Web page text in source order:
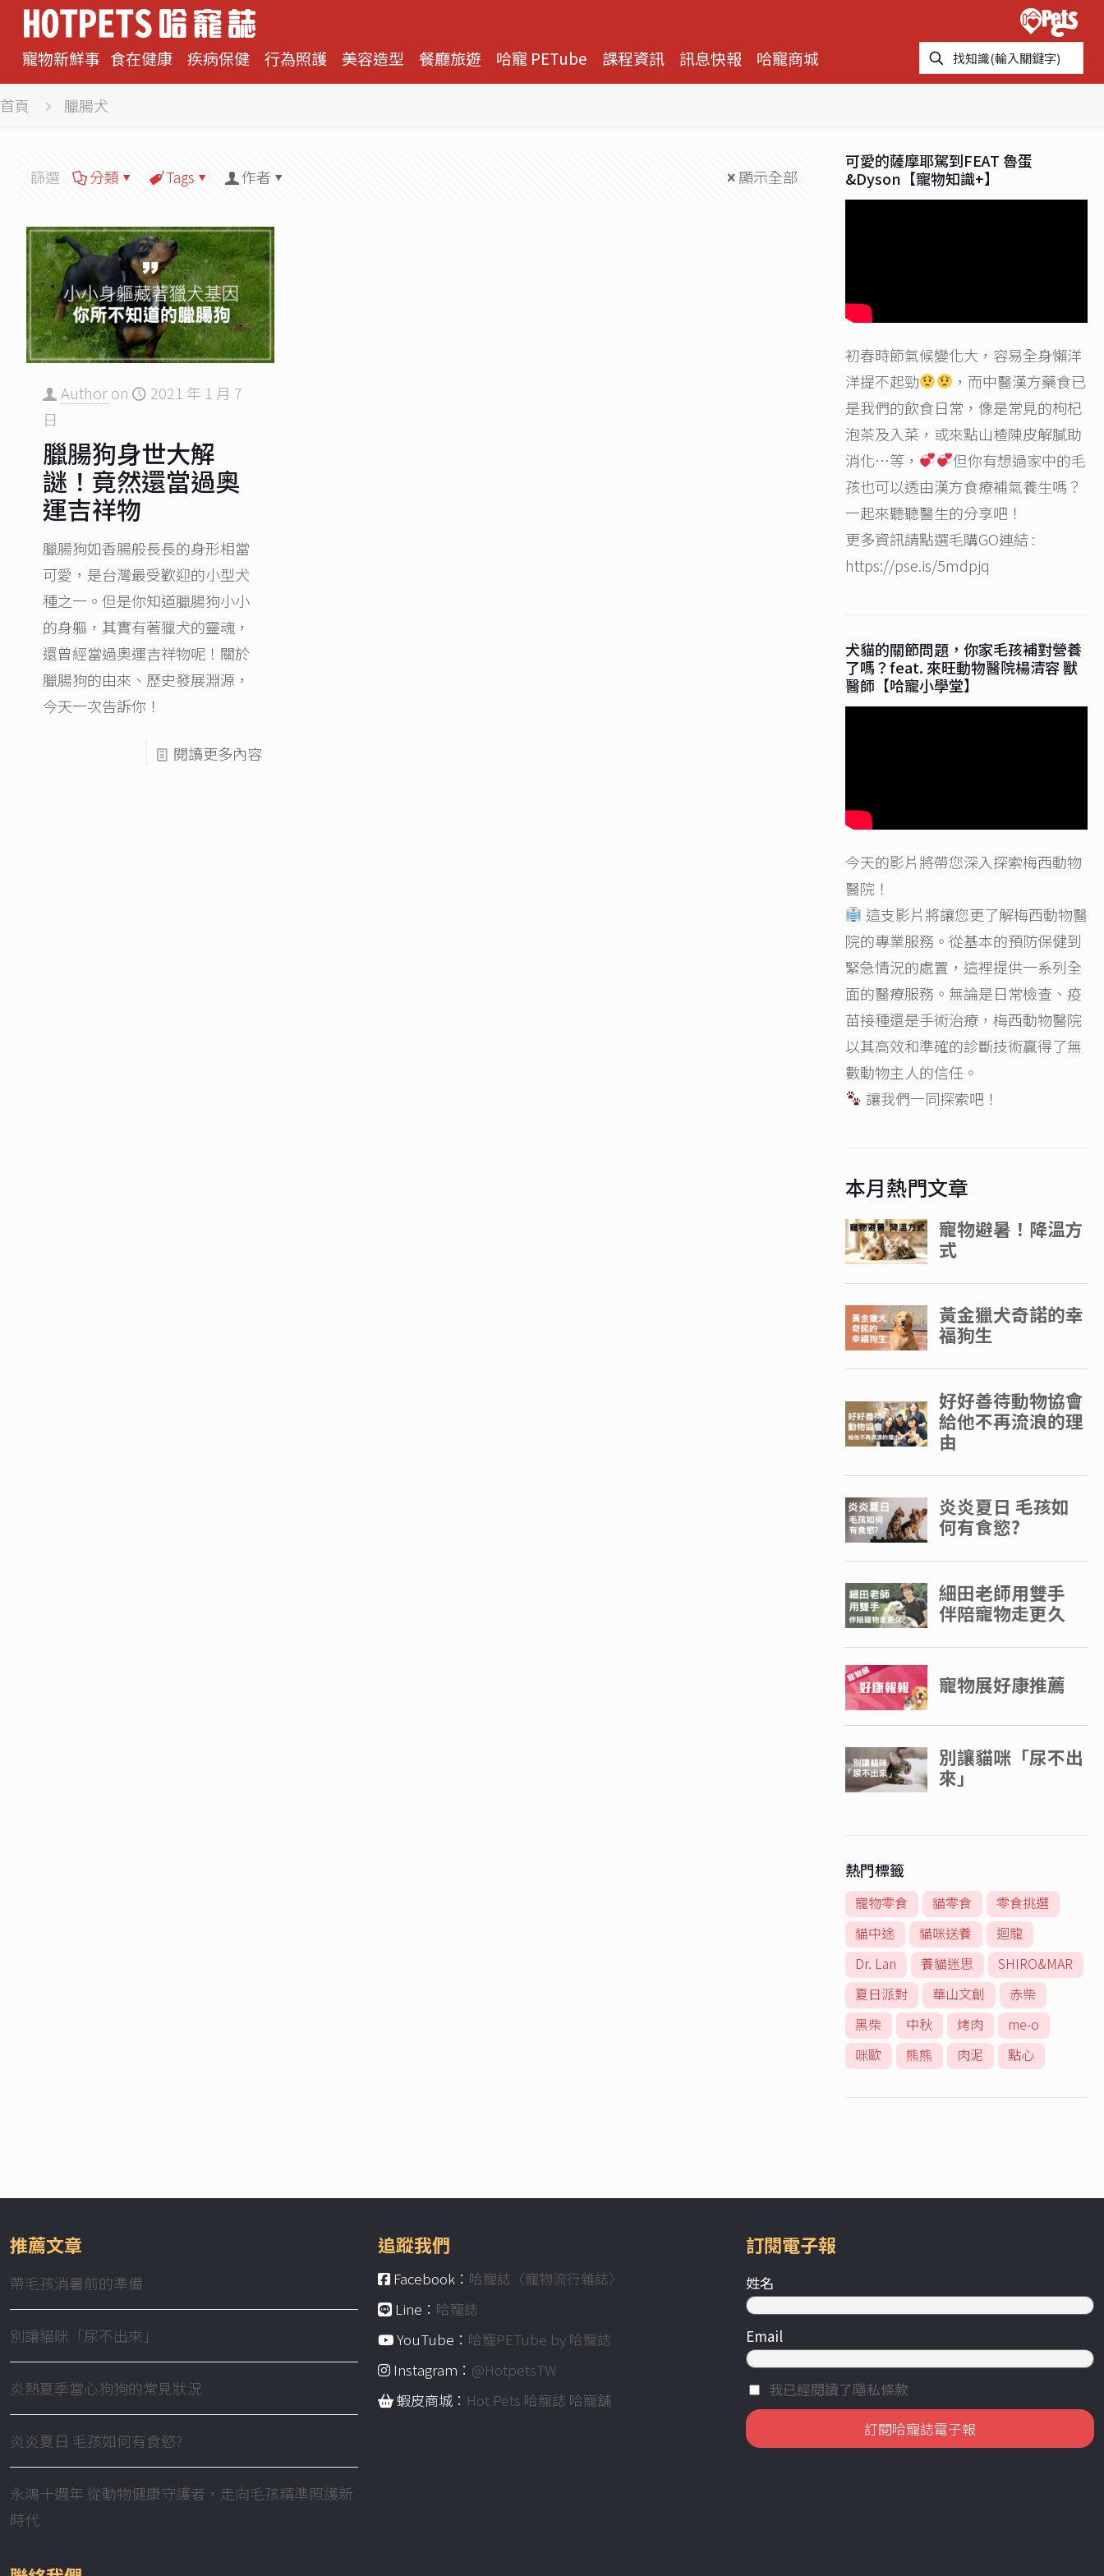
寵物新鮮事 食在健康 疾病保健 行為照護 美容造型 餐廳旅遊 哈寵 PETube 課程資訊 訊息快報 哈寵商城
首頁 臘腸犬
篩選 分類 Tags 作者 顯示全部
Author on
2021 年 1 月 7
日
臘腸狗身世大解
謎！竟然還當過奧
運吉祥物
臘腸狗如香腸般長長的身形相當
可愛，是台灣最受歡迎的小型犬
種之一。但是你知道臘腸狗小小
的身軀，其實有著獵犬的靈魂，
還曾經當過奧運吉祥物呢！關於
臘腸狗的由來、歷史發展淵源，
今天一次告訴你！
閱讀更多內容
可愛的薩摩耶駕到FEAT 魯蛋
&Dyson【寵物知識+】
初春時節氣候變化大，容易全身懶洋
洋提不起勁
，而中醫漢方藥食已
是我們的飲食日常，像是常見的枸杞
泡茶及入菜，或來點山楂陳皮解膩助
消化…等，
但你有想過家中的毛
孩也可以透由漢方食療補氣養生嗎？
一起來聽聽醫生的分享吧！
更多資訊請點選毛購GO連結 :
https://pse.is/5mdpjq
犬貓的關節問題，你家毛孩補對營養
了嗎？feat. 來旺動物醫院楊清容 獸
醫師【哈寵小學堂】
今天的影片將帶您深入探索梅西動物
醫院！
這支影片將讓您更了解梅西動物醫
院的專業服務。從基本的預防保健到
緊急情況的處置，這裡提供一系列全
面的醫療服務。無論是日常檢查、疫
苗接種還是手術治療，梅西動物醫院
以其高效和準確的診斷技術贏得了無
數動物主人的信任。
讓我們一同探索吧！
本月熱門文章
熱門標籤
寵物零食 貓零食
零食挑選
貓中途
貓咪送養
迴龍
Dr. Lan
養貓迷思
SHIRO&MAR
夏日派對
華山文創
赤柴
黑柴
中秋 烤肉
me-o
咪歐
熊熊 肉泥 點心
推薦文章
帶毛孩消暑前的準備
別讓貓咪「尿不出來」
炎熱夏季當心狗狗的常見狀況
炎炎夏日 毛孩如何有食慾?
永鴻十週年 從動物健康守護者，走向毛孩精準照護新
時代
追蹤我們
Facebook： 哈寵誌〈寵物流行雜誌〉
Line： 哈寵誌
YouTube： 哈寵PETube by 哈寵誌
Instagram： @HotpetsTW
蝦皮商城： Hot Pets 哈寵誌 哈寵舖
訂閱電子報
姓名
Email
我已經閱讀了隱私條款